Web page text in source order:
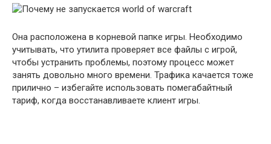
Она расположена в корневой папке игры. Необходимо
учитывать, что утилита проверяет все файлы с игрой,
чтобы устранить проблемы, поэтому процесс может
занять довольно много времени. Трафика качается тоже
прилично – избегайте использовать помегабайтный
тариф, когда восстанавливаете клиент игры.